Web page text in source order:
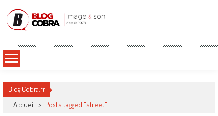
Blog Cobra
Blog Cobra.fr
Accueil > Posts tagged "street"